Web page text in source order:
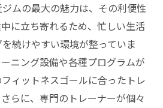
ムの最大の魅力は、その利便性
に立ち寄れるため、忙しい生活
続けやすい環境が整っていま
ニング設備や各種プログラムが
ィットネスゴールに合ったトレ
らに、専門のトレーナーが個々